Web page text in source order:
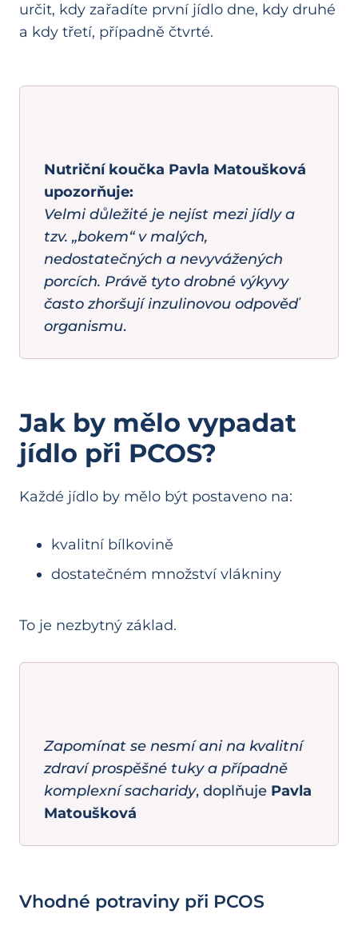
určit, kdy zařadíte první jídlo dne, kdy druhé
a kdy třetí, případně čtvrté.
Nutriční koučka Pavla Matoušková
upozorňuje:
Velmi důležité je nejíst mezi jídly a
tzv. „bokem“ v malých,
nedostatečných a nevyvážených
porcích. Právě tyto drobné výkyvy
často zhoršují inzulinovou odpověď
organismu.
Jak by mělo vypadat
jídlo při PCOS?
Každé jídlo by mělo být postaveno na:
kvalitní bílkovině
dostatečném množství vlákniny
To je nezbytný základ.
Zapomínat se nesmí ani na kvalitní
zdraví prospěšné tuky a případně
komplexní sacharidy, doplňuje Pavla
Matoušková
Vhodné potraviny při PCOS